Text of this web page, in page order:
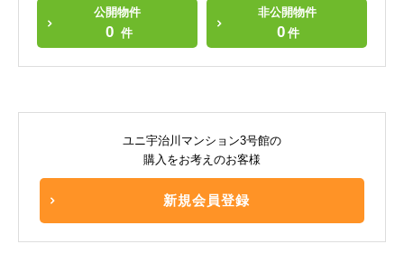
公開物件
0 件
非公開物件
0 件
ユニ宇治川マンション3号館の
購入をお考えのお客様
新規会員登録